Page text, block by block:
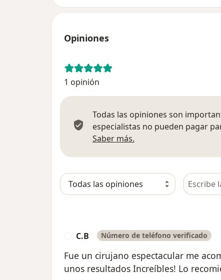
Opiniones
1 opinión
Todas las opiniones son
especialistas no pueden pagar
Saber más.
Busca en
C.B Número de teléfono verificado
Fue un cirujano espectacular me
unos resultados Increíbles! Lo